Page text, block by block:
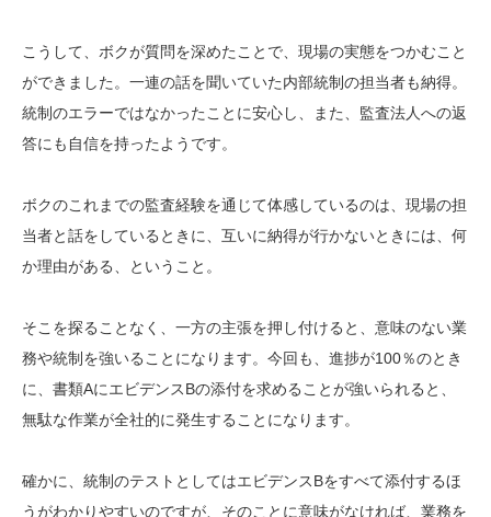
こうして、ボクが質問を深めたことで、現場の実態をつかむこと
ができました。一連の話を聞いていた内部統制の担当者も納得。
統制のエラーではなかったことに安心し、また、監査法人への返
答にも自信を持ったようです。
ボクのこれまでの監査経験を通じて体感しているのは、現場の担
当者と話をしているときに、互いに納得が行かないときには、何
か理由がある、ということ。
そこを探ることなく、一方の主張を押し付けると、意味のない業
務や統制を強いることになります。今回も、進捗が100％のとき
に、書類AにエビデンスBの添付を求めることが強いられると、
無駄な作業が全社的に発生することになります。
確かに、統制のテストとしてはエビデンスBをすべて添付するほ
うがわかりやすいのですが、そのことに意味がなければ、業務を